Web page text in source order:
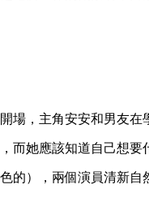
場，主角安安和男友
而她應該知道自己想
的），兩個演員清新自